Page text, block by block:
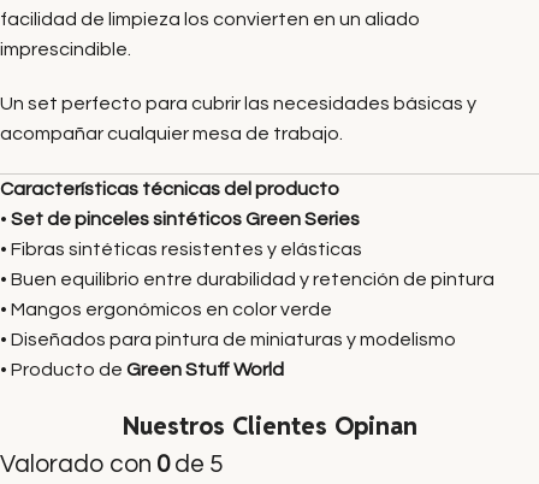
facilidad de limpieza los convierten en un aliado
imprescindible.
Un set perfecto para cubrir las necesidades básicas y
acompañar cualquier mesa de trabajo.
Características técnicas del producto
• Set de pinceles sintéticos Green Series
• Fibras sintéticas resistentes y elásticas
• Buen equilibrio entre durabilidad y retención de pintura
• Mangos ergonómicos en color verde
• Diseñados para pintura de miniaturas y modelismo
• Producto de Green Stuff World
Nuestros Clientes Opinan
Valorado con 0de 5